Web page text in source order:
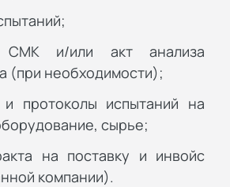
СМК и/или акт анализа
(при необходимости);
протоколы испытаний на
сырье;
на поставку и инвойс
компании).